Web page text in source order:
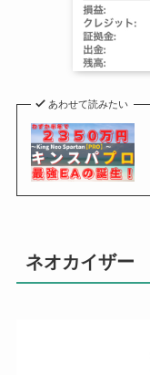
あわせて読みたい
ネオカイザー